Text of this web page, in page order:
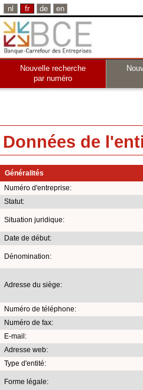
nl fr de en
Nouvelle recherche
par numéro
Données de
Généralités
Numéro d'entreprise:
Statut:
Situation juridique:
Date de début:
Dénomination:
Adresse du siège:
Numéro de téléphone:
Numéro de fax:
E-mail:
Adresse web:
Type d'entité:
Forme légale: